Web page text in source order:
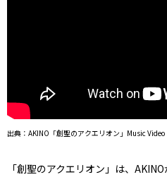
出典：AKINO「創聖のアクエリオン」Music Video
「創聖のアクエリオン」は、